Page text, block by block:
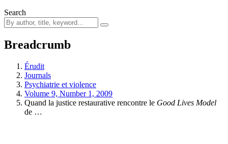
Search
Breadcrumb
Érudit
Journals
Psychiatrie et violence
Volume 9, Number 1, 2009
Quand la justice restaurative rencontre le Good Lives Model
de …